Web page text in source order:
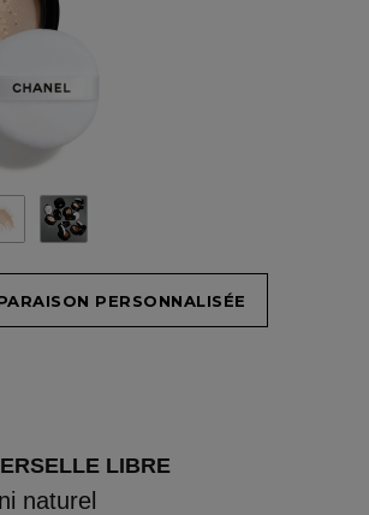
PERSONNALISÉE
LIBRE
naturel